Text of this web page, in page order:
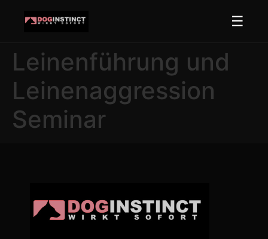
☰
Leinenführung und
Leinenaggression
Seminar